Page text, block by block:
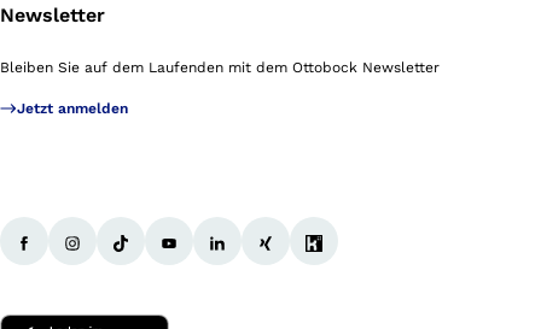
Newsletter
Bleiben Sie auf dem Laufenden mit dem Ottobock Newsletter
Jetzt anmelden